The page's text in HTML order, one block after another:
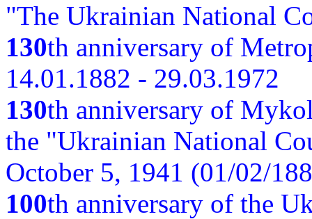
"The Ukrainian National
130th anniversary of
14.01.1882 - 29.03.1972
130th anniversary of
the "Ukrainian National
October 5, 1941 (01/02/
100th anniversary of the